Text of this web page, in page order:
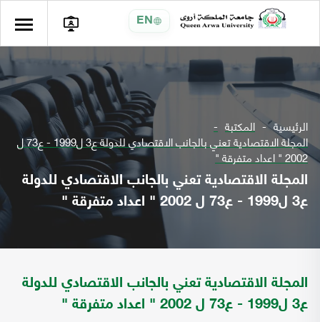
EN
الرئيسية المكتبة
المجلة الاقتصادية تعني بالجانب الاقتصادي للدولة ع3 ل1999 - ع73 ل
2002 " اعداد متفرقة "
المجلة الاقتصادية تعني بالجانب الاقتصادي للدولة
ع3 ل1999 - ع73 ل 2002 " اعداد متفرقة "
المجلة الاقتصادية تعني بالجانب الاقتصادي للدولة
ع3 ل1999 - ع73 ل 2002 " اعداد متفرقة "